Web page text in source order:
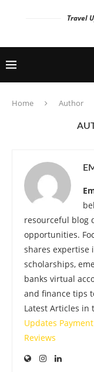
Travel
Home Author
resourceful blog
opportunities.
shares expertise
scholarships,
banks virtual
and finance tips
Latest Articles in
Updates
Reviews